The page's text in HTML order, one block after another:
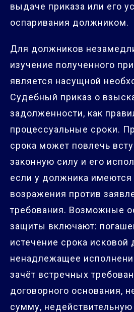
выдаче приказа или его
оспаривания должником.
Для должников
изучение полученного
является насущной
Судебный приказ о
задолженности, как
процессуальные сроки.
срока может повлечь
законную силу и его
если у должника
возражения против
требования. Возможные
защиты включают:
истечение срока исковой
ненадлежащее
зачёт встречных
договорного основания,
сумму, недействительную